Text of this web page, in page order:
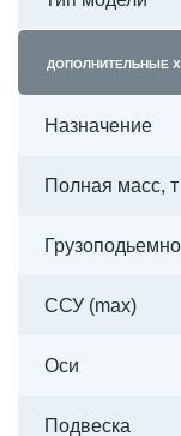
ДОПОЛНИТЕЛЬНЫЕ
Назначение
Полная масс, т
ССУ (max)
Оси
Подвеска